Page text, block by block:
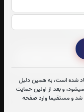
شده است، به همین دلیل
و بعد از اولین حمایت
شد و مستقیما وارد صفحه